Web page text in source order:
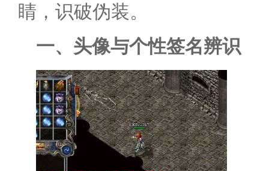
睛，识破伪装。
一、头像与个性签名辨识